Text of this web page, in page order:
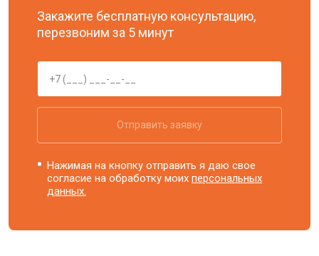
Закажите бесплатную консультацию,
перезвоним за 5 минут
Отправить заявку
Нажимая на кнопку отправить я даю свое
согласие на обработку моихперсональных
данных.